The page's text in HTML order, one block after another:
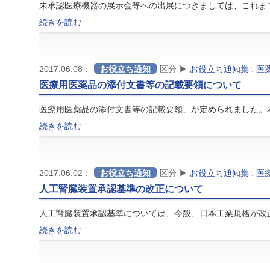
未承認医療機器の展示会等への出展につきましては、これ
続きを読む
2017.06.08： お役立ち通知 区分 ▶ お役立ち通知集 医
医療用医薬品の添付文書等の記載要領について
医療用医薬品の添付文書等の記載要領」が定められました
続きを読む
2017.06.02： お役立ち通知 区分 ▶ お役立ち通知集 医
人工腎臓装置承認基準の改正について
人工腎臓装置承認基準については、今般、日本工業規格が
続きを読む